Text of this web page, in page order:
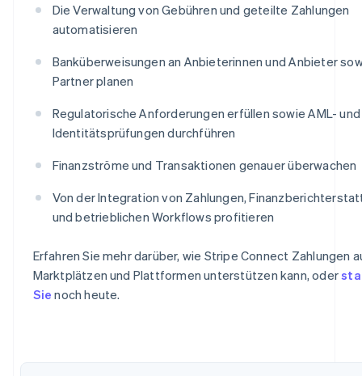
Die Verwaltung von Gebühren und geteilte Zahlungen
automatisieren
Banküberweisungen an Anbieterinnen und Anbieter
Partner planen
Regulatorische Anforderungen erfüllen sowie AML- und
Identitätsprüfungen durchführen
Finanzströme und Transaktionen genauer überwachen
Von der Integration von Zahlungen,
und betrieblichen Workflows profitieren
Erfahren Sie mehr darüber, wie Stripe Connect Zahlungen
Marktplätzen und Plattformen unterstützen kann, oder
Sie noch heute.